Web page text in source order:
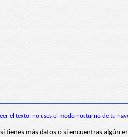
el texto, no uses el modo nocturno de tu
tienes más datos o si encuentras algún